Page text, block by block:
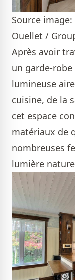
Source
Ouellet /
Après avoir
un garde-
lumineuse
cuisine, de la
cet espace
matériaux de
nombreuses
lumière